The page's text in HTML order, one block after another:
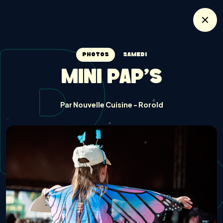
PHOTOS SAMEDI
MINI PAP'S
Par Nouvelle Cuisine - Rorold